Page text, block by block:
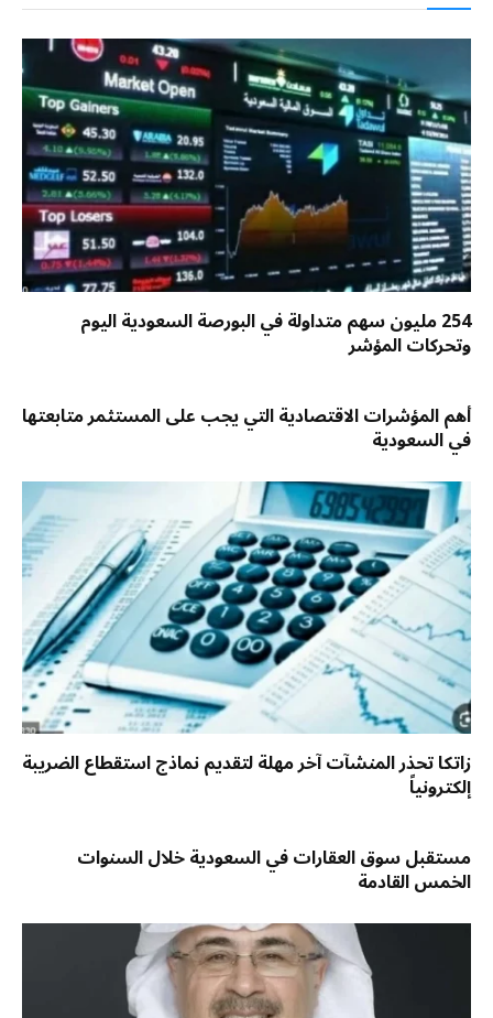
254 مليون سهم متداولة في البورصة السعودية اليوم
وتحركات المؤشر
أهم المؤشرات الاقتصادية التي يجب على المستثمر متابعتها
في السعودية
زاتكا تحذر المنشآت آخر مهلة لتقديم نماذج استقطاع الضريبة
إلكترونياً
مستقبل سوق العقارات في السعودية خلال السنوات
الخمس القادمة